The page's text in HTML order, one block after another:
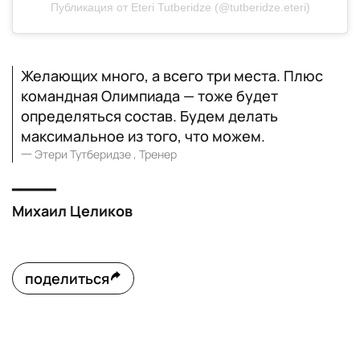
Публикация от Eteri Tutberidze (@tutberidze.eteri)
Желающих много, а всего три места. Плюс
командная Олимпиада — тоже будет
определяться состав. Будем делать
максимальное из того, что можем.
一 Этери Тутберидзе , Тренер
━━━━━
Михаил Целиков
поделиться